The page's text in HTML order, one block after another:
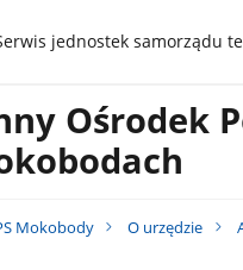
jednostek samorządu
Ośrodek
Mokobody O urzędzie